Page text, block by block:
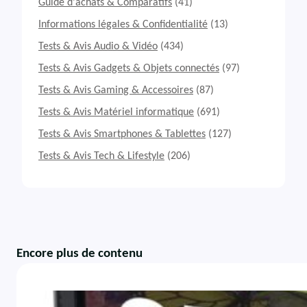
Guide d'achats & Comparatifs (41)
Informations légales & Confidentialité (13)
Tests & Avis Audio & Vidéo (434)
Tests & Avis Gadgets & Objets connectés (97)
Tests & Avis Gaming & Accessoires (87)
Tests & Avis Matériel informatique (691)
Tests & Avis Smartphones & Tablettes (127)
Tests & Avis Tech & Lifestyle (206)
Encore plus de contenu